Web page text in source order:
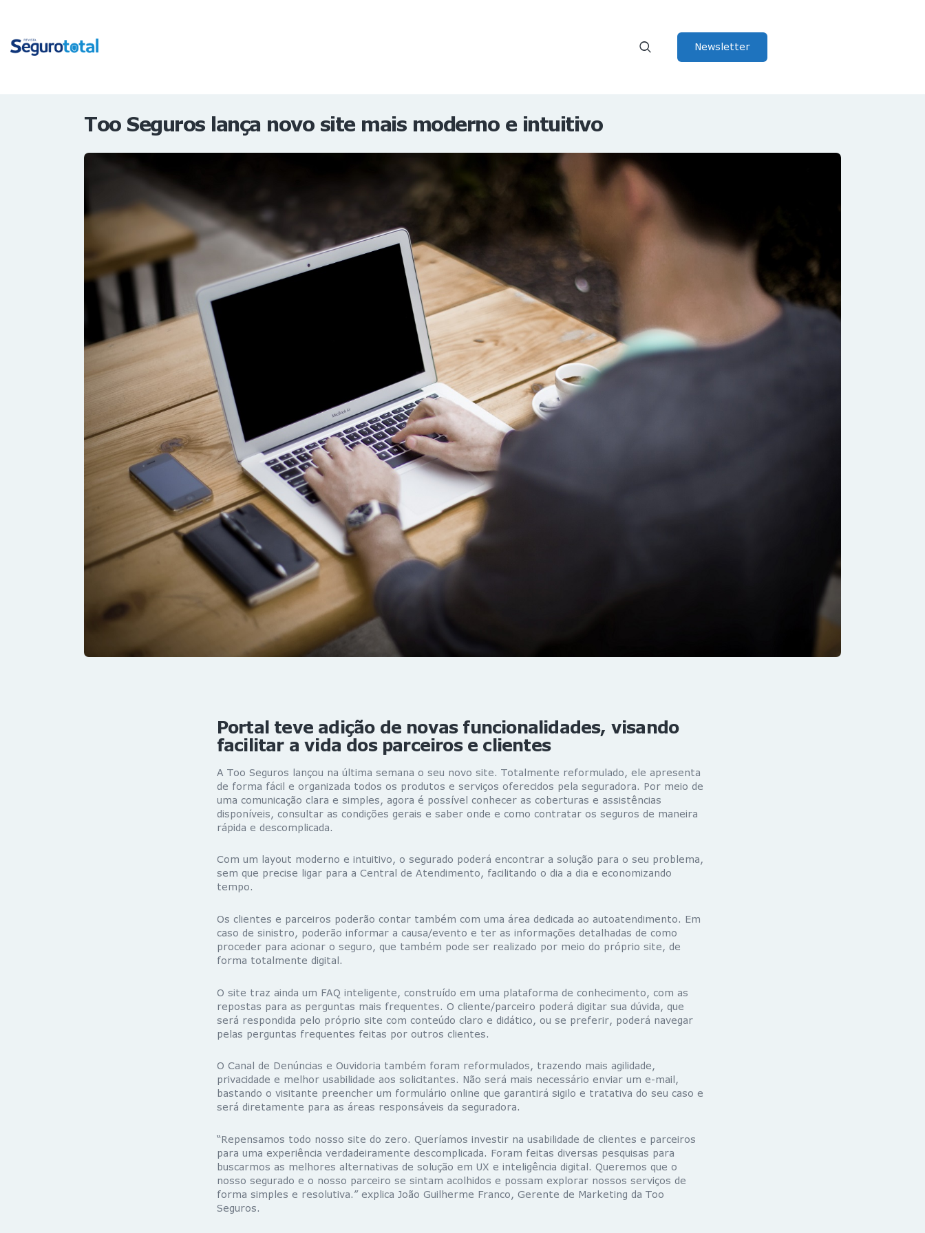
Newsletter
HOME
Too Seguros lança novo site mais moderno e intuitivo
Portal teve adição de novas funcionalidades, visando
facilitar a vida dos parceiros e clientes
A Too Seguros lançou na última semana o seu novo site. Totalmente reformulado, ele apresenta
de forma fácil e organizada todos os produtos e serviços oferecidos pela seguradora. Por meio de
uma comunicação clara e simples, agora é possível conhecer as coberturas e assistências
disponíveis, consultar as condições gerais e saber onde e como contratar os seguros de maneira
rápida e descomplicada.
Com um layout moderno e intuitivo, o segurado poderá encontrar a solução para o seu problema,
sem que precise ligar para a Central de Atendimento, facilitando o dia a dia e economizando
tempo.
Os clientes e parceiros poderão contar também com uma área dedicada ao autoatendimento. Em
caso de sinistro, poderão informar a causa/evento e ter as informações detalhadas de como
proceder para acionar o seguro, que também pode ser realizado por meio do próprio site, de
forma totalmente digital.
O site traz ainda um FAQ inteligente, construído em uma plataforma de conhecimento, com as
repostas para as perguntas mais frequentes. O cliente/parceiro poderá digitar sua dúvida, que
será respondida pelo próprio site com conteúdo claro e didático, ou se preferir, poderá navegar
pelas perguntas frequentes feitas por outros clientes.
O Canal de Denúncias e Ouvidoria também foram reformulados, trazendo mais agilidade,
privacidade e melhor usabilidade aos solicitantes. Não será mais necessário enviar um e-mail,
bastando o visitante preencher um formulário online que garantirá sigilo e tratativa do seu caso e
será diretamente para as áreas responsáveis da seguradora.
“Repensamos todo nosso site do zero. Queríamos investir na usabilidade de clientes e parceiros
para uma experiência verdadeiramente descomplicada. Foram feitas diversas pesquisas para
buscarmos as melhores alternativas de solução em UX e inteligência digital. Queremos que o
nosso segurado e o nosso parceiro se sintam acolhidos e possam explorar nossos serviços de
forma simples e resolutiva.” explica João Guilherme Franco, Gerente de Marketing da Too
Seguros.